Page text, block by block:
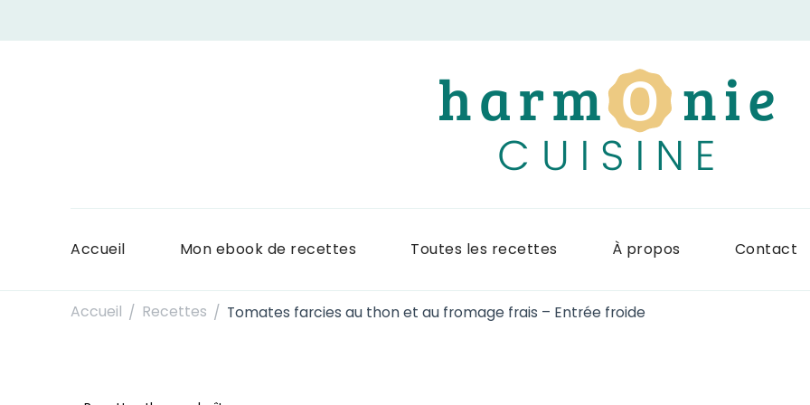
Harmonie
Accueil Mon ebook de recettes Toutes les recettes À propos Contact
Accueil / Recettes / Tomates farcies au thon et au fromage frais – Entrée froide